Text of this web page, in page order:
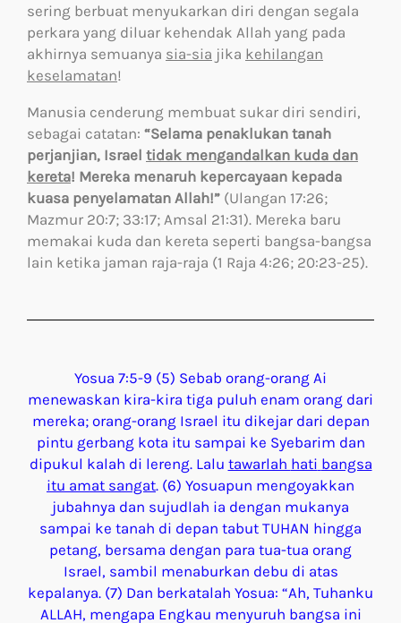
sering berbuat menyukarkan diri dengan segala
perkara yang diluar kehendak Allah yang pada
akhirnya semuanya sia-sia jika kehilangan
keselamatan!
Manusia cenderung membuat sukar diri sendiri,
sebagai catatan: “Selama penaklukan tanah
perjanjian, Israel tidak mengandalkan kuda dan
kereta! Mereka menaruh kepercayaan kepada
kuasa penyelamatan Allah!” (Ulangan 17:26;
Mazmur 20:7; 33:17; Amsal 21:31). Mereka baru
memakai kuda dan kereta seperti bangsa-bangsa
lain ketika jaman raja-raja (1 Raja 4:26; 20:23-25).
Yosua 7:5-9 (5) Sebab orang-orang Ai
menewaskan kira-kira tiga puluh enam orang dari
mereka; orang-orang Israel itu dikejar dari depan
pintu gerbang kota itu sampai ke Syebarim dan
dipukul kalah di lereng. Lalu tawarlah hati bangsa
itu amat sangat. (6) Yosuapun mengoyakkan
jubahnya dan sujudlah ia dengan mukanya
sampai ke tanah di depan tabut TUHAN hingga
petang, bersama dengan para tua-tua orang
Israel, sambil menaburkan debu di atas
kepalanya. (7) Dan berkatalah Yosua: “Ah, Tuhanku
ALLAH, mengapa Engkau menyuruh bangsa ini